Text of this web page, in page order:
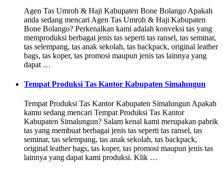
Agen Tas Umroh & Haji Kabupaten Bone Bolango Apakah
anda sedang mencari Agen Tas Umroh & Haji Kabupaten
Bone Bolango? Perkenalkan kami adalah konveksi tas yang
memproduksi berbagai jenis tas seperti tas ransel, tas seminar,
tas selempang, tas anak sekolah, tas backpack, original leather
bags, tas koper, tas promosi maupun jenis tas lainnya yang
dapat …
Tempat Produksi Tas Kantor Kabupaten Simalungun
Tempat Produksi Tas Kantor Kabupaten Simalungun Apakah
kamu sedang mencari Tempat Produksi Tas Kantor
Kabupaten Simalungun? Salam kenal kami merupakan pabrik
tas yang membuat berbagai jenis tas seperti tas ransel, tas
seminar, tas selempang, tas anak sekolah, tas backpack,
original leather bags, tas koper, tas promosi maupun jenis tas
lainnya yang dapat kami produksi. Klik …